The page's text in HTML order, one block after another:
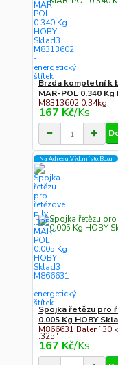
Brzda kompletní k
MAR-POL 0.340 Kg
M8313602 0.34kg
167 Kč/Ks
Na Adresu,Výd.místo,Boxu
Spojka řetězu pro
0.005 Kg HOBY
M866631 Balení 30
.325"
167 Kč/Ks